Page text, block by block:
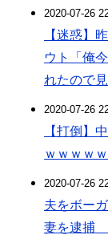
2020-07-26
【迷惑】
ウト「俺
れたので
2020-07-26
【打倒】
ｗｗｗｗ
2020-07-26
夫をボー
妻を逮捕